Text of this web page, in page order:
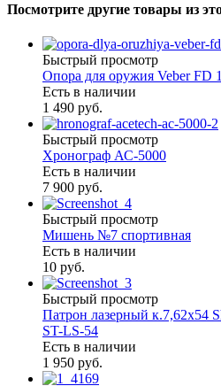
Посмотрите другие товары из
Быстрый просмотр
Опора для оружия Veber FD
Есть в наличии
1 490 руб.
Быстрый просмотр
Хронограф АС-5000
Есть в наличии
7 900 руб.
Быстрый просмотр
Мишень №7 спортивная
Есть в наличии
10 руб.
Быстрый просмотр
Патрон лазерный к.7,62х54
ST-LS-54
Есть в наличии
1 950 руб.